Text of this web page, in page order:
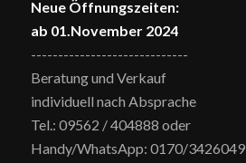
Neue Öffnungszeiten:
ab 01.November 2024
-----------------------------
Beratung und Verkauf
individuell nach Absprache
Tel.: 09562 / 404888 oder
Handy/WhatsApp: 0170/3426049